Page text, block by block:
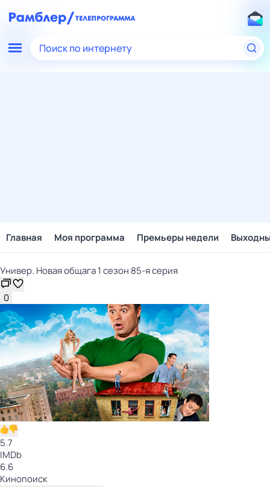
Поиск по интернету
Главная Моя программа Премьеры недели
Универ. Новая общага 1 сезон 85-я серия
0
5.7
IMDb
6.6
Кинопоиск